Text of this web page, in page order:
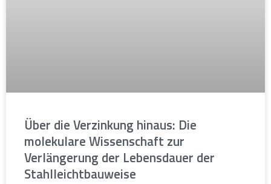
Über die Verzinkung hinaus: Die
molekulare Wissenschaft zur
Verlängerung der Lebensdauer der
Stahlleichtbauweise